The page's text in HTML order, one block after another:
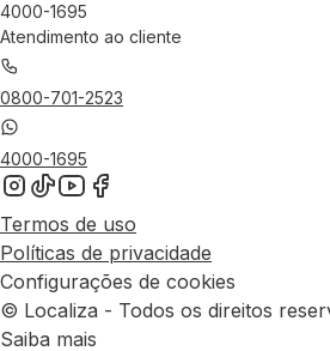
4000-1695
Atendimento ao cliente
0800-701-2523
4000-1695
Termos de uso
Políticas de privacidade
Configurações de cookies
© Localiza - Todos os direitos
Saiba mais